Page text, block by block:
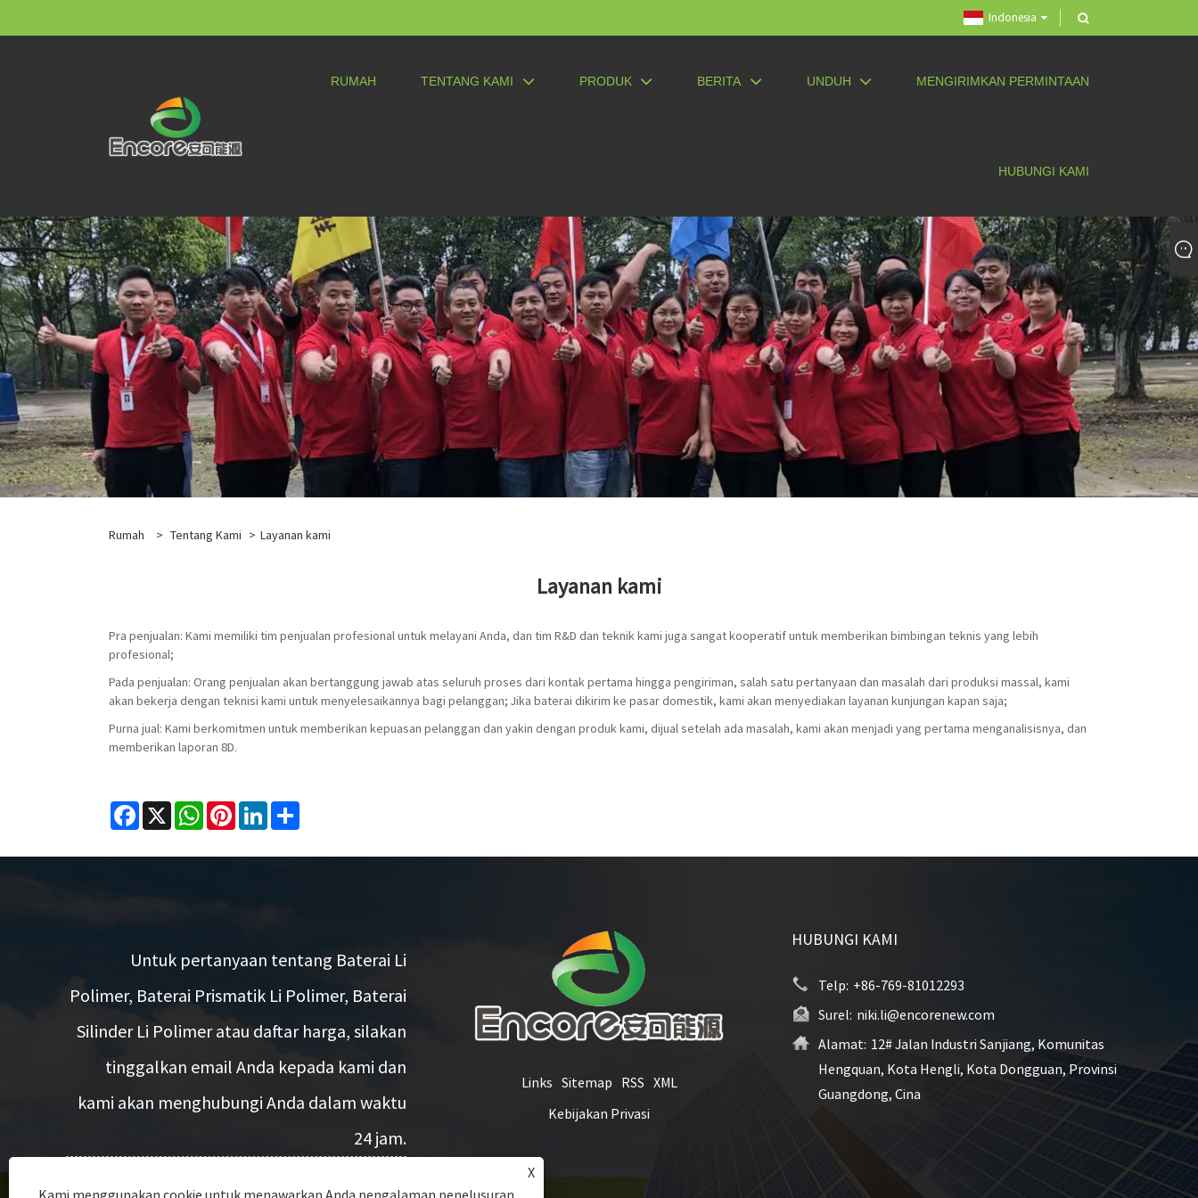
Indonesia
RUMAH TENTANG KAMI PRODUK BERITA UNDUH MENGIRIMKAN PERMINTAAN
HUBUNGI KAMI
Rumah > Tentang Kami > Layanan kami
Layanan kami
Pra penjualan: Kami memiliki tim penjualan profesional untuk melayani Anda, dan tim R&D dan teknik kami juga sangat kooperatif untuk memberikan bimbingan teknis yang lebih
profesional;
Pada penjualan: Orang penjualan akan bertanggung jawab atas seluruh proses dari kontak pertama hingga pengiriman, salah satu pertanyaan dan masalah dari produksi massal, kami
akan bekerja dengan teknisi kami untuk menyelesaikannya bagi pelanggan; Jika baterai dikirim ke pasar domestik, kami akan menyediakan layanan kunjungan kapan saja;
Purna jual: Kami berkomitmen untuk memberikan kepuasan pelanggan dan yakin dengan produk kami, dijual setelah ada masalah, kami akan menjadi yang pertama menganalisisnya, dan
memberikan laporan 8D.
Facebook
X WhatsAppPinterestLinkedIn
Untuk pertanyaan tentang Baterai Li
Polimer, Baterai Prismatik Li Polimer, Baterai
Silinder Li Polimer atau daftar harga, silakan
tinggalkan email Anda kepada kami dan
kami akan menghubungi Anda dalam waktu
24 jam.
Links Sitemap RSS XML
Kebijakan Privasi
HUBUNGI KAMI
Telp: +86-769-81012293
Surel: niki.li@encorenew.com
Alamat: 12# Jalan Industri Sanjiang, Komunitas
Hengquan, Kota Hengli, Kota Dongguan, Provinsi
Guangdong, Cina
X
Kami menggunakan cookie untuk menawarkan Anda pengalaman penelusuran